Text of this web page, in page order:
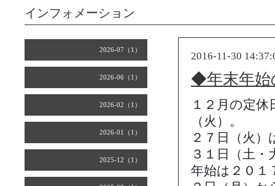
2026-07（1）
2026-06（1）
2026-02（1）
2026-01（1）
2025-12（1）
インフォメーション
2016-11-30
◆年末年
１２月の定休
（火）。
２７日（火）
３１日（土
年始は２０１